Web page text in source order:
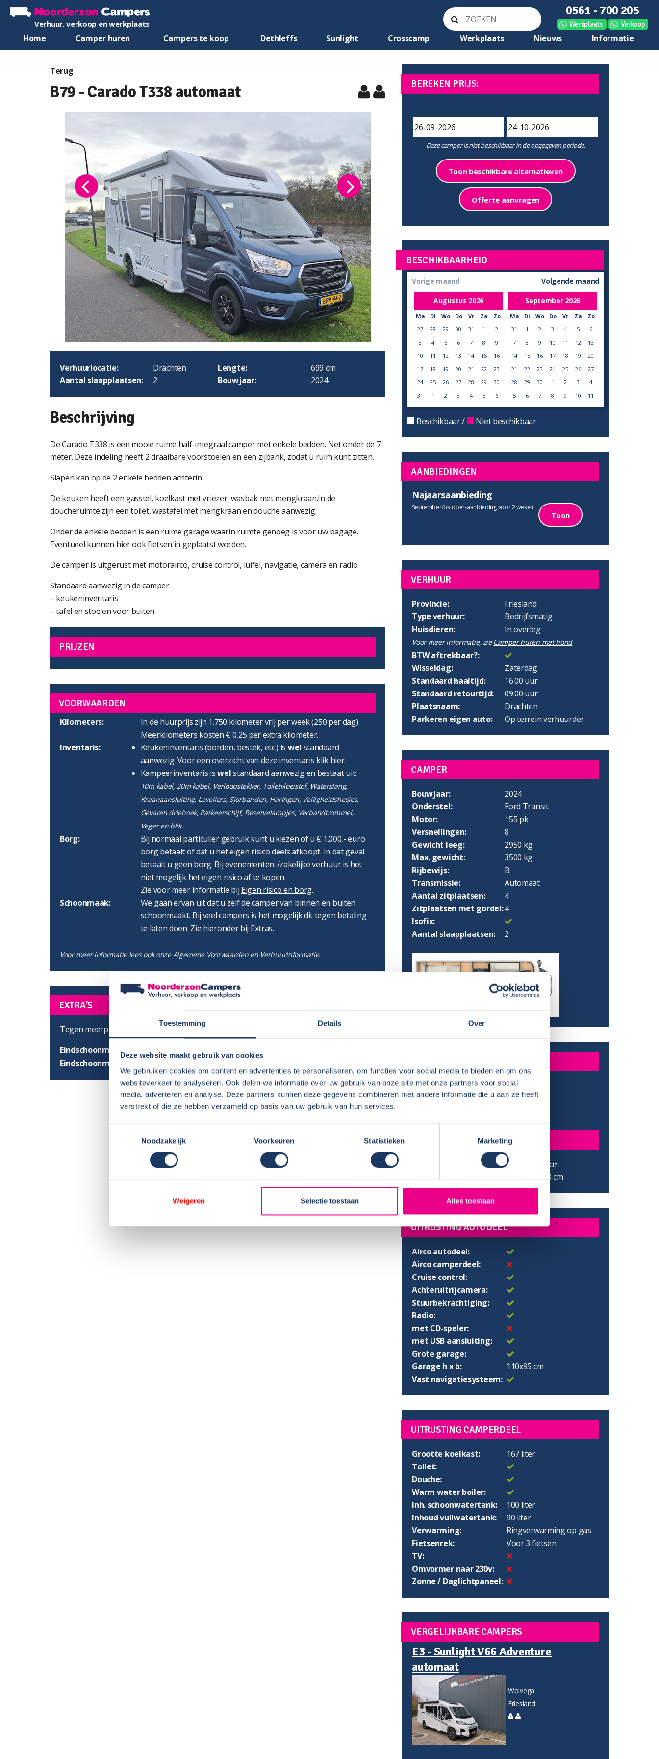
Toestemming Details Over
Deze website maakt gebruik van cookies
We gebruiken cookies om content en advertenties te personaliseren, om functies voor social media te bieden en om ons
websiteverkeer te analyseren. Ook delen we informatie over uw gebruik van onze site met onze partners voor social
media, adverteren en analyse. Deze partners kunnen deze gegevens combineren met andere informatie die u aan ze heeft
verstrekt of die ze hebben verzameld op basis van uw gebruik van hun services.
Noodzakelijk
Voorkeuren Statistieken Marketing
Weigeren Selectie toestaan Alles toestaan
Verhuur, verkoop en werkplaats
0561 - 700 205
Werkplaats Verkoop
Home Camper huren Campers te koop Dethleffs Sunlight Crosscamp Werkplaats Nieuws Informatie
Terug
B79 - Carado T338 automaat
Verhuurlocatie: Drachten Lengte:
699 cm
Aantal slaapplaatsen:
2 Bouwjaar: 2024
Beschrijving
De Carado T338 is een mooie ruime half-integraal camper met enkele bedden. Net onder de 7
meter. Deze indeling heeft 2 draaibare voorstoelen en een zijbank, zodat u ruim kunt zitten.
Slapen kan op de 2 enkele bedden achterin.
De keuken heeft een gasstel, koelkast met vriezer, wasbak met mengkraan.In de
doucheruimte zijn een toilet, wastafel met mengkraan en douche aanwezig.
Onder de enkele bedden is een ruime garage waarin ruimte genoeg is voor uw bagage.
Eventueel kunnen hier ook fietsen in geplaatst worden.
De camper is uitgerust met motorairco, cruise control, luifel, navigatie, camera en radio.
Standaard aanwezig in de camper:
– keukeninventaris
– tafel en stoelen voor buiten
PRIJZEN
VOORWAARDEN
Kilometers:
In de huurprijs zijn 1.750 kilometer vrij per week (250 per dag).
Meerkilometers kosten € 0,25 per extra kilometer.
Inventaris:
Keukeninventaris (borden, bestek, etc.) is wel standaard
aanwezig. Voor een overzicht van deze inventaris klik hier.
Kampeerinventaris iswelstandaard aanwezig en bestaat uit:
10m kabel, 20m kabel, Verloopstekker, Toiletvloeistof, Waterslang,
Kraanaansluiting, Levellers, Sjorbanden, Haringen, Veiligheidshesjes,
Gevaren driehoek, Parkeerschijf, Reservelampjes, Verbandtrommel,
Veger en blik.
Borg:
Bij normaal particulier gebruik kunt u kiezen of u € 1.000,- euro
borg betaalt of dat u het eigen risico deels afkoopt. In dat geval
betaalt u geen borg. Bij evenementen-/zakelijke verhuur is het
niet mogelijk het eigen risico af te kopen.
Zie voor meer informatie bij Eigen risico en borg.
Schoonmaak:
We gaan ervan uit dat u zelf de camper van binnen en buiten
schoonmaakt. Bij veel campers is het mogelijk dit tegen betaling
te laten doen. Zie hieronder bij Extras.
Voor meer informatie lees ook onzeAlgemene Voorwaardenen Verhuurinformatie.
EXTRA'S
Tegen meerprijs zijn de volgende extra's mogelijk:
Eindschoonmaak binnen- en buitenzijde
€ 125,-
Eindschoonmaak buitenzijde
BEREKEN PRIJS:
Deze camper is niet beschikbaar in de opgegeven periode.
Toon beschikbare alternatieven
Offerte aanvragen
BESCHIKBAARHEID
Vorige maand
Augustus 2026
Ma Di Wo Do Vr Za
Zo
27
28 29 30 31 1
2
3
4 5 6 7 8
9
10
11 12 13 14 15
16
17
18 19 20 21 22
23
24
25 26 27 28 29
30
31
1 2 3 4 5 6
Volgende maand
September 2026
Ma Di Wo Do Vr Za
Zo
31
1 2 3 4 5
6
7
8 9 10 11 12
13
14
15 16 17 18 19
20
21
22 23 24 25 26
27
28
29 30 1 2 3
4
5
6 7 8 9 10 11
Beschikbaar / Niet beschikbaar
AANBIEDINGEN
Najaarsaanbieding
September/oktober-aanbieding voor 2 weken
Toon
VERHUUR
Provincie:
Friesland
Type verhuur:
Bedrijfsmatig
Huisdieren:
In overleg
Voor meer informatie, zie Camper huren met hond
BTW aftrekbaar?:
Wisseldag:
Zaterdag
Standaard haaltijd:
16.00 uur
Standaard retourtijd:
09.00 uur
Plaatsnaam:
Drachten
Parkeren eigen auto:
Op terrein verhuurder
CAMPER
Bouwjaar:
2024
Onderstel:
Ford Transit
Motor:
155 pk
Versnellingen:
8
Gewicht leeg:
2950 kg
Max. gewicht:
3500 kg
Rijbewijs:
B
Transmissie:
Automaat
Aantal zitplaatsen:
4
Zitplaatsen met gordel:4
Isofix:
Aantal slaapplaatsen:
2
Lengte:
699 cm
Hoogte:
291 cm
Stahoogte:
205 cm
200/190x80 cm
Bedden koppelbaar:
200/190x210 cm
UITRUSTING AUTODEEL
Airco autodeel:
Airco camperdeel:
Cruise control:
Achteruitrijcamera:
Stuurbekrachtiging:
Radio:
met CD-speler:
met USB aansluiting:
Grote garage:
Garage h x b:
110x95 cm
Vast navigatiesysteem:
UITRUSTING CAMPERDEEL
Grootte koelkast:
167 liter
Toilet:
Douche:
Warm water boiler:
Inh. schoonwatertank:
100 liter
Inhoud vuilwatertank:
90 liter
Verwarming:
Ringverwarming op gas
Fietsenrek:
Voor 3 fietsen
TV:
Omvormer naar 230v:
Zonne / Daglichtpaneel:
VERGELIJKBARE CAMPERS
E3 - Sunlight V66 Adventure
automaat
Wolvega
Friesland